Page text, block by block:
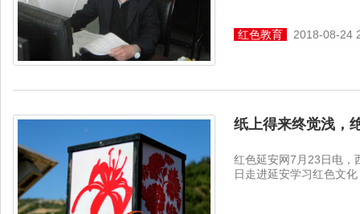
红色教育 2018-08-24
纸上得来终觉浅，
红色延安网7月23日电，
日走进延安学习红色文